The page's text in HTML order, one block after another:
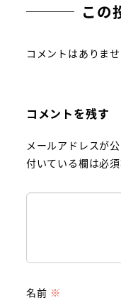
この
コメントはありませ
コメントを残す
メールアドレスが
付いている欄は必
名前 ※